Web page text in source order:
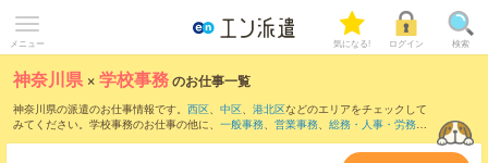
メニュー 気になる! ログイン 検索
神奈川県 ×学校事務のお仕事一覧
神奈川県の派遣のお仕事情報です。 西区、 中区、 港北区などのエリアをチェックして
みてください。学校事務のお仕事の他に、 一般事務、 営業事務、 総務・人事・労務な
学校事務のお仕事とは？とは？